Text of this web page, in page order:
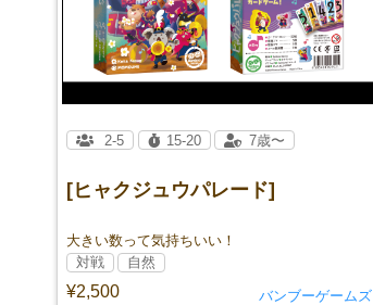
[ヒャクジュウパレード]
大きい数って気持ちいい！
¥2,500
2-5 15-20 7歳〜
対戦 自然
バンブーゲームズ